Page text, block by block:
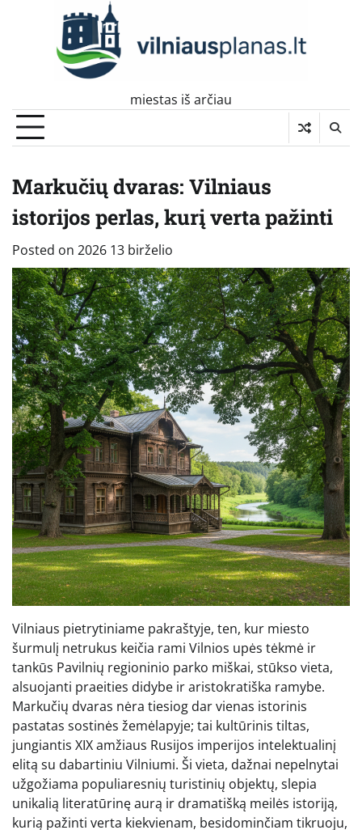
miestas iš arčiau
Markučių dvaras: Vilniaus
istorijos perlas, kurį verta pažinti
Posted on 2026 13 birželio
Vilniaus pietrytiniame pakraštyje, ten, kur miesto
šurmulį netrukus keičia rami Vilnios upės tėkmė ir
tankūs Pavilnių regioninio parko miškai, stūkso vieta,
alsuojanti praeities didybe ir aristokratiška ramybe.
Markučių dvaras nėra tiesiog dar vienas istorinis
pastatas sostinės žemėlapyje; tai kultūrinis tiltas,
jungiantis XIX amžiaus Rusijos imperijos intelektualinį
elitą su dabartiniu Vilniumi. Ši vieta, dažnai nepelnytai
užgožiama populiaresnių turistinių objektų, slepia
unikalią literatūrinę aurą ir dramatišką meilės istoriją,
kurią pažinti verta kiekvienam, besidominčiam tikruoju,